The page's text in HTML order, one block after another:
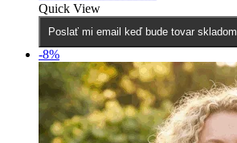
Quick View
Poslať mi email keď bude tovar skladom
-8%